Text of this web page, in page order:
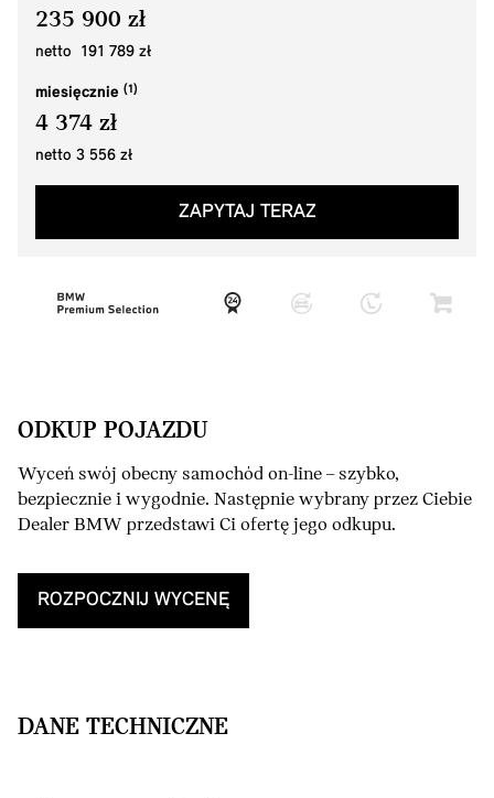
235 900 zł
netto 191 789 zł
miesięcznie
4 374 zł
netto 3 556 zł
ZAPYTAJ TERAZ
ODKUP POJAZDU
Wyceń swój obecny samochód on-line – szybko,
bezpiecznie i wygodnie. Następnie wybrany przez Ciebie
Dealer BMW przedstawi Ci ofertę jego odkupu.
ROZPOCZNIJ WYCENĘ
DANE TECHNICZNE